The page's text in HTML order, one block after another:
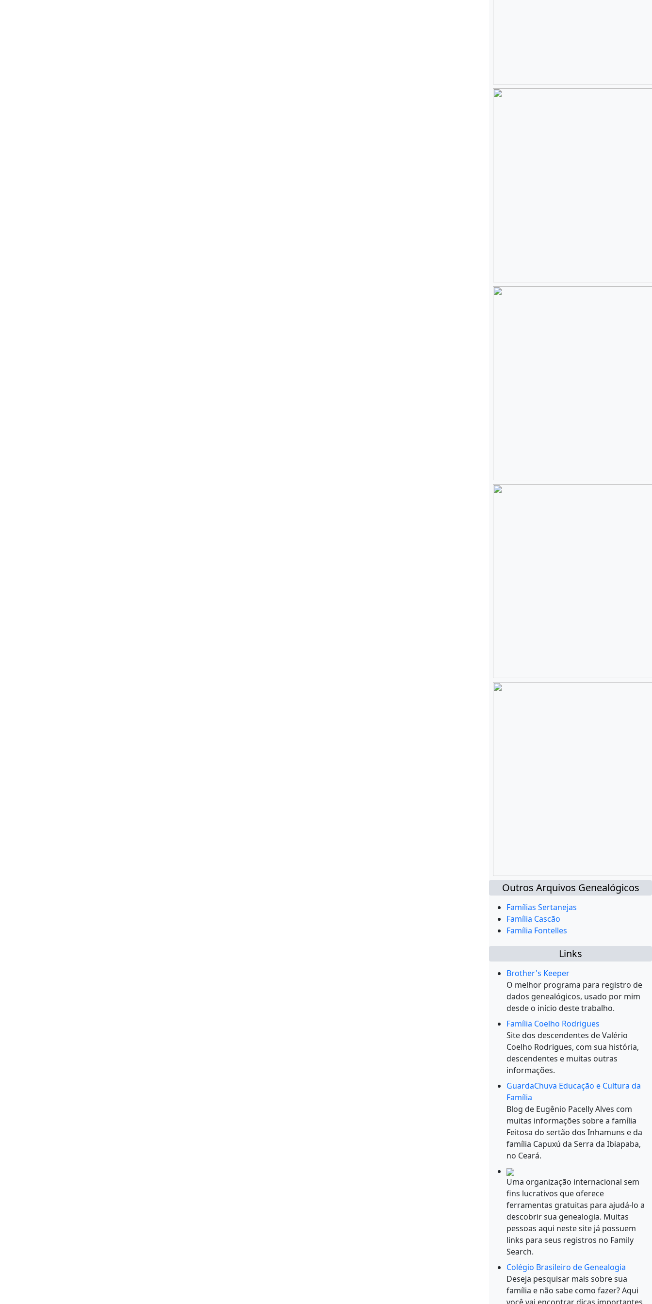
Outros Arquivos Genealógicos
Famílias Sertanejas
Família Cascão
Família Fontelles
Links
Brother's Keeper
O melhor programa para registro de
dados genealógicos, usado por mim
desde o início deste trabalho.
Família Coelho Rodrigues
Site dos descendentes de Valério
Coelho Rodrigues, com sua história,
descendentes e muitas outras
informações.
GuardaChuva Educação e Cultura da
Família
Blog de Eugênio Pacelly Alves com
muitas informações sobre a família
Feitosa do sertão dos Inhamuns e da
família Capuxú da Serra da Ibiapaba,
no Ceará.
Uma organização internacional sem
fins lucrativos que oferece
ferramentas gratuitas para ajudá-lo a
descobrir sua genealogia. Muitas
pessoas aqui neste site já possuem
links para seus registros no Family
Search.
Colégio Brasileiro de Genealogia
Deseja pesquisar mais sobre sua
família e não sabe como fazer? Aqui